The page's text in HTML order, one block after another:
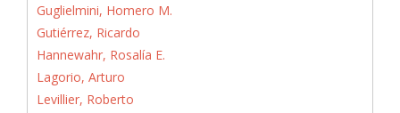
Guglielmini, Homero M.
Gutiérrez, Ricardo
Hannewahr, Rosalía E.
Lagorio, Arturo
Levillier, Roberto